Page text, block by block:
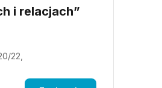
i relacjach”
22,